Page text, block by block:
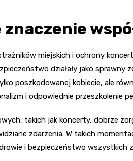
znaczenie
miejskich i ochrony
działały jako sprawny
poszkodowanej kobiecie, ale
i odpowiednie przeszkolenie
takich jak koncerty, dobrze
zdarzenia. W takich
i bezpieczeństwo wszystkich